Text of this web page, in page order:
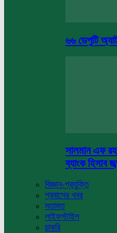
৬৬ ডেপুটি
সালমান এফ
ব্যাংক হিসাব
বিজ্ঞান-প্রযুক্তি
প্রবাসের খবর
মতামত
লাইফস্টাইল
চাকরি